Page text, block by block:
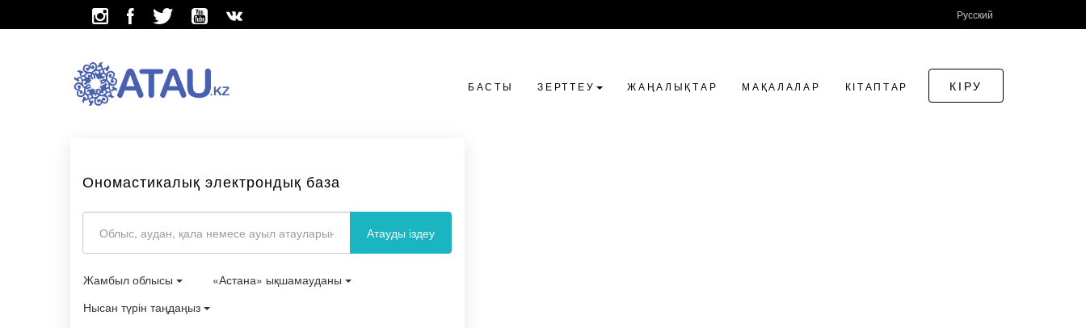
Русский
БАСТЫ ЗЕРТТЕУ ЖАҢАЛЫҚТАР МАҚАЛАЛАР КІТАПТАР КІРУ
Ономастикалық электрондық база
Атауды іздеу
Жамбыл облысы
«Астана» ықшамауданы
Нысан түрін таңдаңыз